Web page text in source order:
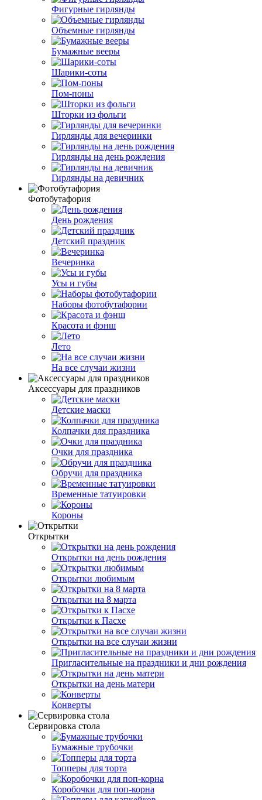
Фигурные гирлянды
Объемные гирлянды
Бумажные вееры
Шарики-соты
Пом-поны
Шторки из фольги
Гирлянды для вечеринки
Гирлянды на день рождения
Гирлянды на девичник
Фотобутафория
День рождения
Детский праздник
Вечеринка
Усы и губы
Наборы фотобутафории
Красота и фэнш
Лето
На все случаи жизни
Аксессуары для праздников
Детские маски
Колпачки для праздника
Очки для праздника
Обручи для праздника
Временные татуировки
Короны
Открытки
Открытки на день рождения
Открытки любимым
Открытки на 8 марта
Открытки к Пасхе
Открытки на все случаи жизни
Пригласительные на праздники и дни рождения
Открытки на день матери
Конверты
Сервировка стола
Бумажные трубочки
Топперы для торта
Коробочки для поп-корна